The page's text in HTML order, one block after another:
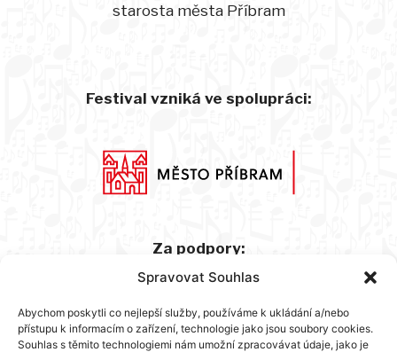
Spravovat Souhlas
Abychom poskytli co nejlepší služby, používáme k ukládání a/nebo
přístupu k informacím o zařízení, technologie jako jsou soubory cookies.
Souhlas s těmito technologiemi nám umožní zpracovávat údaje, jako je
starosta města Příbram
Festival vzniká ve spolupráci:
Za podpory: